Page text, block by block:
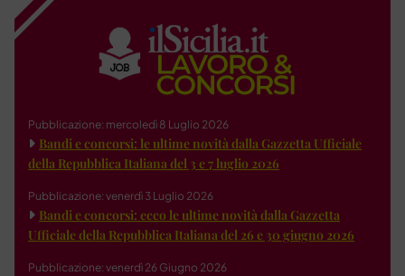
Pubblicazione: mercoledì 8 Luglio 2026
Bandi e concorsi: le ultime novità dalla Gazzetta Ufficiale
della Repubblica Italiana del 3 e 7 luglio 2026
Pubblicazione: venerdì 3 Luglio 2026
Bandi e concorsi: ecco le ultime novità dalla Gazzetta
Ufficiale della Repubblica Italiana del 26 e 30 giugno 2026
Pubblicazione: venerdì 26 Giugno 2026